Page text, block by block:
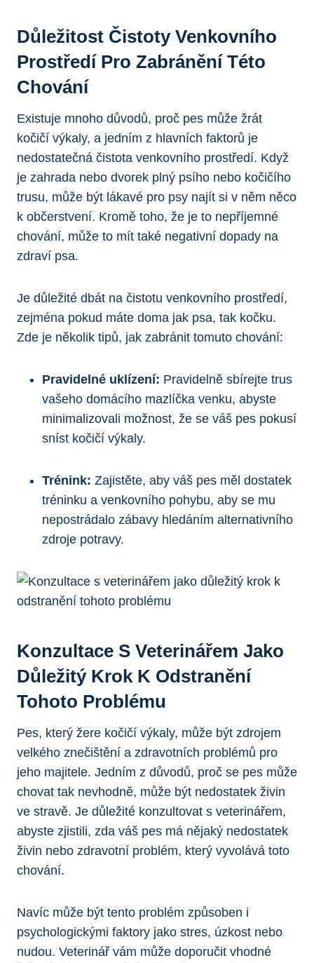
Důležitost Čistoty Venkovního
Prostředí Pro Zabránění Této
Chování
Existuje mnoho důvodů, proč pes může žrát
kočičí výkaly, a jedním z hlavních faktorů je
nedostatečná čistota venkovního prostředí. Když
je zahrada nebo dvorek plný psího nebo kočičího
trusu, může být lákavé pro psy najít si v něm něco
k občerstvení. Kromě toho, že je to nepříjemné
chování, může to mít také negativní dopady na
zdraví psa.
Je důležité dbát na čistotu venkovního prostředí,
zejména pokud máte doma jak psa, tak kočku.
Zde je několik tipů, jak zabránit tomuto chování:
Pravidelné uklízení: Pravidelně sbírejte trus
vašeho domácího mazlíčka venku, abyste
minimalizovali možnost, že se váš pes pokusí
sníst kočičí výkaly.
Trénink: Zajistěte, aby váš pes měl dostatek
tréninku a venkovního pohybu, aby se mu
nepostrádalo zábavy hledáním alternativního
zdroje potravy.
Konzultace S Veterinářem Jako
Důležitý Krok K Odstranění
Tohoto Problému
Pes, který žere kočičí výkaly, může být zdrojem
velkého znečištění a zdravotních problémů pro
jeho majitele. Jedním z důvodů, proč se pes může
chovat tak nevhodně, může být nedostatek živin
ve stravě. Je důležité konzultovat s veterinářem,
abyste zjistili, zda váš pes má nějaký nedostatek
živin nebo zdravotní problém, který vyvolává toto
chování.
Navíc může být tento problém způsoben i
psychologickými faktory jako stres, úzkost nebo
nudou. Veterinář vám může doporučit vhodné